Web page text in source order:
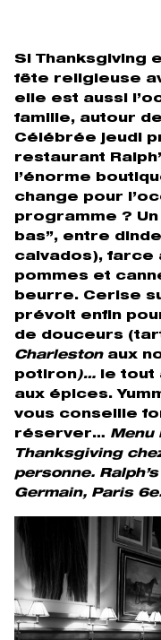
Si Thanksgiving
fête religieuse
elle est aussi
famille, autour
Célébrée jeudi
restaurant
l’énorme
change pour
programme ? Un
bas”, entre
calvados), farce
pommes et
beurre. Cerise
prévoit enfin
de douceurs
Charlestonaux
potiron)…
le tout
aux épices.
vous conseille
réserver… Menu
Thanksgiving
personne.
Germain, Paris